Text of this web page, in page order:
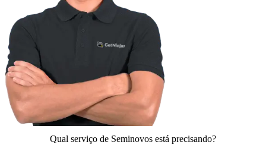
Qual serviço de Seminovos está precisando?